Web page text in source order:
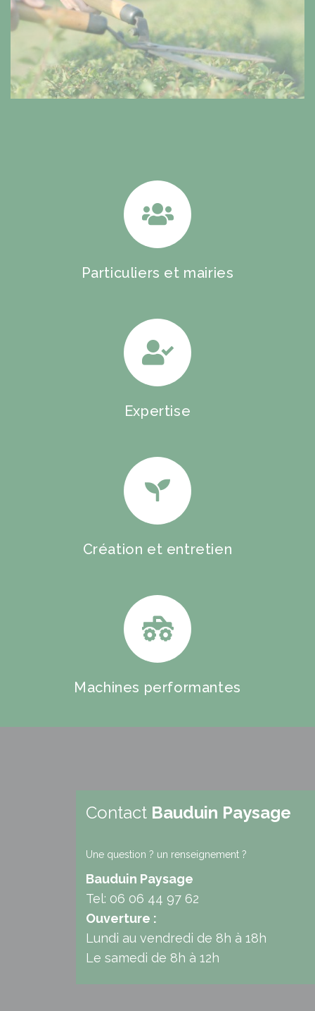
Particuliers et mairies
Expertise
Création et entretien
Machines performantes
Contact Bauduin Paysage
Une question ? un renseignement ?
Bauduin Paysage
Tel: 06 06 44 97 62
Ouverture :
Lundi au vendredi de 8h à 18h
Le samedi de 8h à 12h